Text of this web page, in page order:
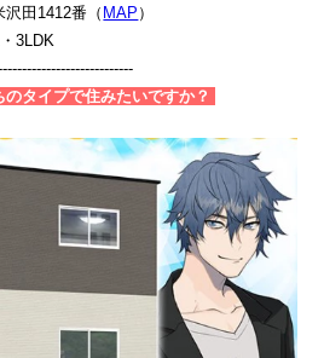
田1412番（ MAP ）
3LDK
のタイプで住みたいですか？